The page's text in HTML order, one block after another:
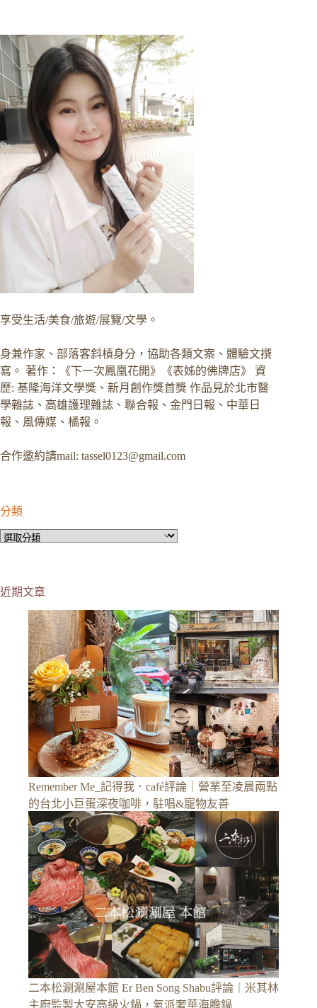
享受生活/美食/旅遊/展覽/文學。
身兼作家、部落客斜槓身分，協助各類文案、體驗文撰
寫。 著作：《下一次鳳凰花開》《表姊的佛牌店》 資
歷: 基隆海洋文學獎、新月創作獎首獎 作品見於北市醫
學雜誌、高雄護理雜誌、聯合報、金門日報、中華日
報、風傳媒、橘報。
合作邀約請mail: tassel0123@gmail.com
分類
分
近期文章
Remember Me_記得我．café評論｜營業至凌晨兩點
的台北小巨蛋深夜咖啡，駐唱&寵物友善
二本松涮涮屋本館 Er Ben Song Shabu評論｜米其林
主廚監製大安高級火鍋，氣派奢華海膽鍋